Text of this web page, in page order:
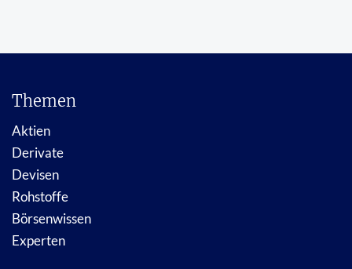
Themen
Aktien
Derivate
Devisen
Rohstoffe
Börsenwissen
Experten